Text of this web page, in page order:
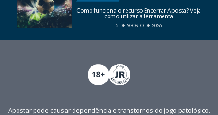
Como funciona o recurso Encerrar Aposta? Veja
como utilizar a ferramenta
5 DE AGOSTO DE 2026
Apostar pode causar dependência e transtornos do jogo patológico.